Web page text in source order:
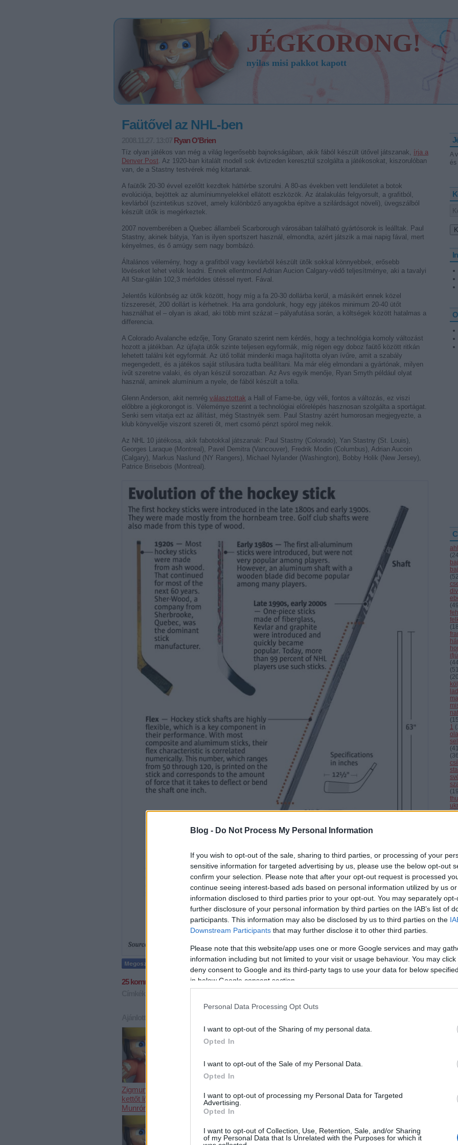
Blog - Do Not Process My Personal Information
If you wish to opt-out of the sale, sharing to third parties, or processing of your
sensitive information for targeted advertising by us, please use the below opt-out
confirm your selection. Please note that after your opt-out request is processed
continue seeing interest-based ads based on personal information utilized by us
information disclosed to third parties prior to your opt-out. You may separately
further disclosure of your personal information by third parties on the IAB’s list of
participants. This information may also be disclosed by us to third parties on the
Downstream Participants that may further disclose it to other third parties.
Please note that this website/app uses one or more Google services and may
information including but not limited to your visit or usage behaviour. You may
deny consent to Google and its third-party tags to use your data for below
in below Google consent section.
Personal Data Processing Opt Outs
I want to opt-out of the Sharing of my personal data.
Opted In
I want to opt-out of the Sale of my Personal Data.
Opted In
I want to opt-out of processing my Personal Data for Targeted
Advertising.
Opted In
I want to opt-out of Collection, Use, Retention, Sale, and/or Sharing
of my Personal Data that Is Unrelated with the Purposes for which it
JÉGKORONG!
nyilas misi pakkot kapott
A
és
ahl
(
(52
(49
(
(44
(51
(
(
1 (
(41
(
(
Faütővel az NHL-ben
Ryan O'Brien
Tíz olyan játékos van még a világ legerősebb bajnokságában, akik fából készült ütővel játszanak, írja a
Denver Post. Az 1920-ban kitalált modell sok évtizeden keresztül szolgálta a játékosokat, kiszorulóban
van, de a Stastny testvérek még kitartanak.
A faütők 20-30 évvel ezelőtt kezdtek háttérbe szorulni. A 80-as években vett lendületet a botok
evolúciója, bejöttek az alumíniumnyelekkel ellátott eszközök. Az átalakulás felgyorsult, a grafitból,
kevlárból (szintetikus szövet, amely különböző anyagokba építve a szilárdságot növeli), üvegszálból
készült ütők is megérkeztek.
2007 novemberében a Quebec állambeli Scarborough városában található gyártósorok is leálltak. Paul
Stastny, akinek bátyja, Yan is ilyen sportszert használ, elmondta, azért játszik a mai napig fával, mert
kényelmes, és ő amúgy sem nagy bombázó.
Általános vélemény, hogy a grafitból vagy kevlárból készült ütők sokkal könnyebbek, erősebb
lövéseket lehet velük leadni. Ennek ellentmond Adrian Aucion Calgary-védő teljesítménye, aki a tavalyi
All Star-gálán 102,3 mérföldes ütéssel nyert. Fával.
Jelentős különbség az ütők között, hogy míg a fa 20-30 dollárba kerül, a másikért ennek közel
tízszeresét, 200 dollárt is kérhetnek. Ha arra gondolunk, hogy egy játékos minimum 20-40 ütőt
használhat el – olyan is akad, aki több mint százat – pályafutása során, a költségek között hatalmas a
differencia.
A Colorado Avalanche edzője, Tony Granato szerint nem kérdés, hogy a technológia komoly változást
hozott a játékban. Az újfajta ütők szinte teljesen egyformák, míg régen egy doboz faütő között ritkán
lehetett találni két egyformát. Az ütő tollát mindenki maga hajlította olyan ívűre, amit a szabály
megengedett, és a játékos saját stílusára tudta beállítani. Ma már elég elmondani a gyártónak, milyen
ívűt szeretne valaki, és olyan készül sorozatban. Az Avs egyik menője, Ryan Smyth például olyat
használ, aminek alumínium a nyele, de fából készült a tolla.
Glenn Anderson, akit nemrég választottak a Hall of Fame-be, úgy véli, fontos a változás, ez viszi
előbbre a jégkorongot is. Véleménye szerint a technológiai előrelépés hasznosan szolgálta a sportágat.
Senki sem vitatja ezt az állítást, még Stastnyék sem. Paul Stastny azért humorosan megjegyezte, a
klub könyvelője viszont szereti őt, mert csomó pénzt spórol meg nekik.
Az NHL 10 játékosa, akik fabotokkal játszanak: Paul Stastny (Colorado), Yan Stastny (St. Louis),
Georges Laraque (Montreal), Pavel Demitra (Vancouver), Fredrik Modin (Columbus), Adrian Aucoin
(Calgary), Markus Naslund (NY Rangers), Michael Nylander (Washington), Bobby Holik (New Jersey),
Patrice Brisebois (Montreal).
Tetszik 0
25komment
Zigmund Pálffy
kettőt lőtt
Munrónak
megtette újabb
javaslatát
a juniorválogatott
belekezd a